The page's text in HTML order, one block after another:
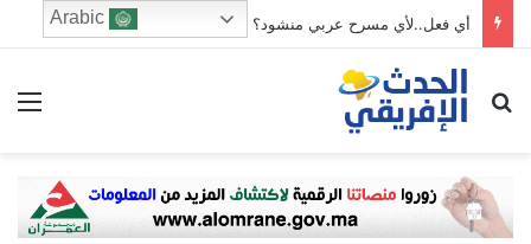
أي فعل..لأي مسرح عربي منشود؟
ابحث عن
Arabic